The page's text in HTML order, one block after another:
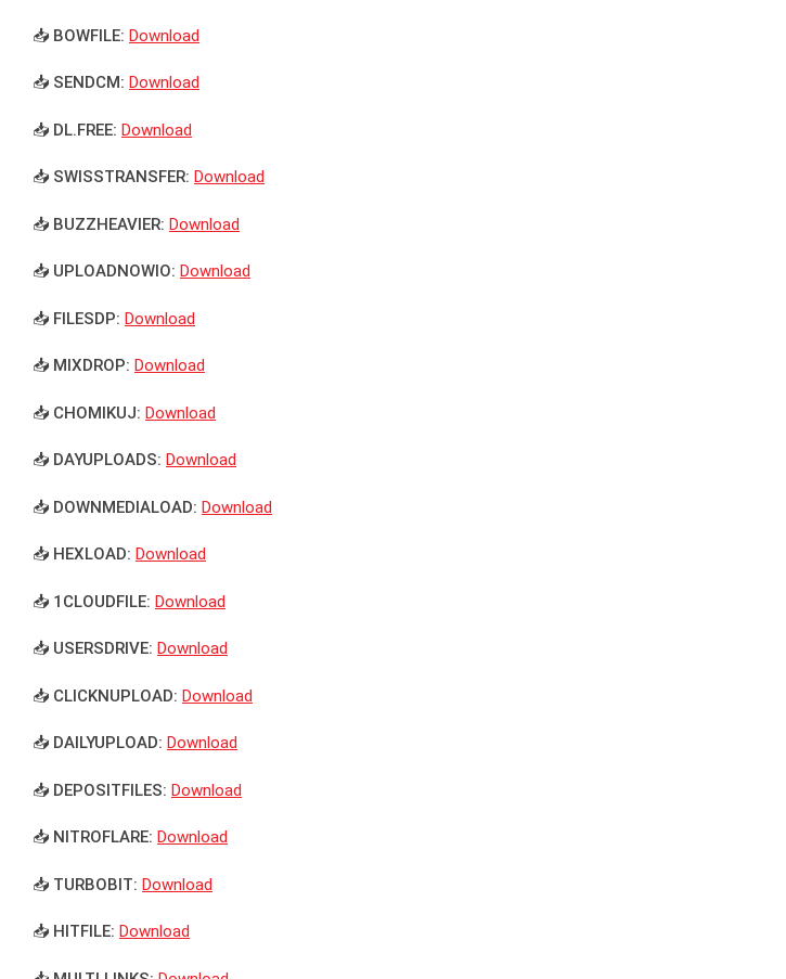
📥 BOWFILE: Download
📥 SENDCM: Download
📥 DL.FREE: Download
📥 SWISSTRANSFER: Download
📥 BUZZHEAVIER: Download
📥 UPLOADNOWIO: Download
📥 FILESDP: Download
📥 MIXDROP: Download
📥 CHOMIKUJ: Download
📥 DAYUPLOADS: Download
📥 DOWNMEDIALOAD: Download
📥 HEXLOAD: Download
📥 1CLOUDFILE: Download
📥 USERSDRIVE: Download
📥 CLICKNUPLOAD: Download
📥 DAILYUPLOAD: Download
📥 DEPOSITFILES: Download
📥 NITROFLARE: Download
📥 TURBOBIT: Download
📥 HITFILE: Download